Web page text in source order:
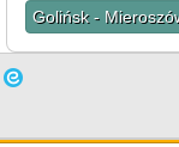
Golińsk -